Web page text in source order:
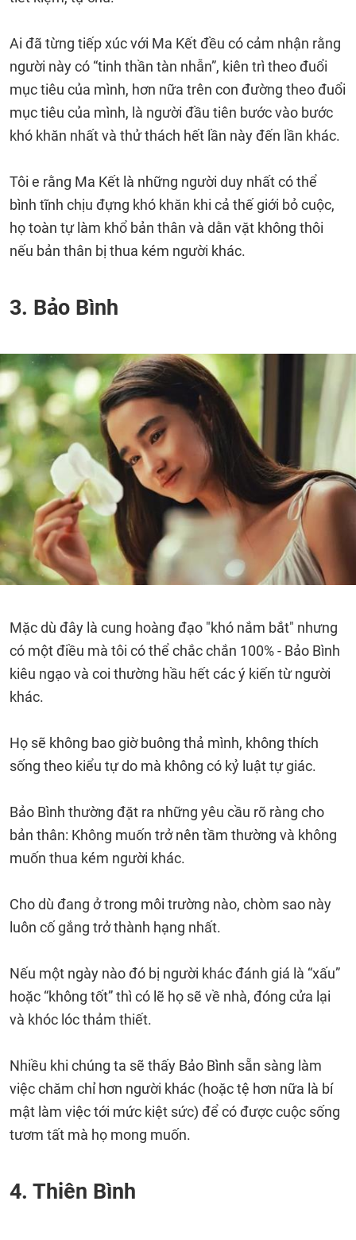
Ai đã từng tiếp xúc với Ma Kết đều có cảm nhận rằng
người này có “tinh thần tàn nhẫn”, kiên trì theo đuổi
mục tiêu của mình, hơn nữa trên con đường theo đuổi
mục tiêu của mình, là người đầu tiên bước vào bước
khó khăn nhất và thử thách hết lần này đến lần khác.
Tôi e rằng Ma Kết là những người duy nhất có thể
bình tĩnh chịu đựng khó khăn khi cả thế giới bỏ cuộc,
họ toàn tự làm khổ bản thân và dằn vặt không thôi
nếu bản thân bị thua kém người khác.
3. Bảo Bình
Mặc dù đây là cung hoàng đạo "khó nắm bắt" nhưng
có một điều mà tôi có thể chắc chắn 100% - Bảo Bình
kiêu ngạo và coi thường hầu hết các ý kiến từ người
khác.
Họ sẽ không bao giờ buông thả mình, không thích
sống theo kiểu tự do mà không có kỷ luật tự giác.
Bảo Bình thường đặt ra những yêu cầu rõ ràng cho
bản thân: Không muốn trở nên tầm thường và không
muốn thua kém người khác.
Cho dù đang ở trong môi trường nào, chòm sao này
luôn cố gắng trở thành hạng nhất.
Nếu một ngày nào đó bị người khác đánh giá là “xấu”
hoặc “không tốt” thì có lẽ họ sẽ về nhà, đóng cửa lại
và khóc lóc thảm thiết.
Nhiều khi chúng ta sẽ thấy Bảo Bình sẵn sàng làm
việc chăm chỉ hơn người khác (hoặc tệ hơn nữa là bí
mật làm việc tới mức kiệt sức) để có được cuộc sống
tươm tất mà họ mong muốn.
4. Thiên Bình